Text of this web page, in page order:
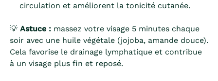
circulation et améliorent la tonicité cutanée.
💡 Astuce : massez votre visage 5 minutes chaque
soir avec une huile végétale (jojoba, amande douce).
Cela favorise le drainage lymphatique et contribue
à un visage plus fin et reposé.